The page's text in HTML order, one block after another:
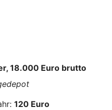
18.000 Euro brutto
120 Euro